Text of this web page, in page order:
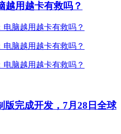
越用越卡有救吗？
版完成开发，7月28日全球